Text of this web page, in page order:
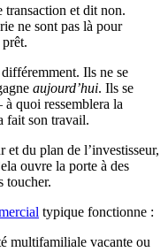
transaction et dit non.
ne sont pas là pour
Ils ne se
aujourd’hui. Ils se
quoi ressemblera la
fait son travail.
et du plan de l’investisseur,
ouvre la porte à des
toucher.
typique fonctionne :
multifamiliale vacante ou